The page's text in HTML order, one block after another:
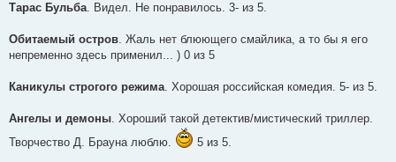
Тарас Бульба. Видел. Не понравилось. 3- из 5.
Обитаемый остров. Жаль нет блюющего смайлика, а то бы я его
непременно здесь применил... ) 0 из 5
Каникулы строгого режима. Хорошая российская комедия. 5- из 5.
Ангелы и демоны. Хороший такой детектив/мистический триллер.
Творчество Д. Брауна люблю.
5 из 5.